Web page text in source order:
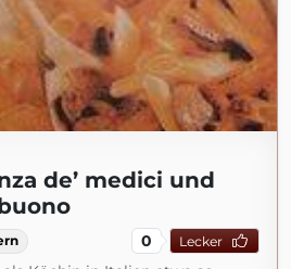
de’ medici und
0 Lecker